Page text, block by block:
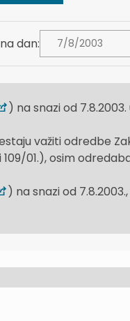
dan:
) na snazi od
važiti odredbe
01.), osim
) na snazi od